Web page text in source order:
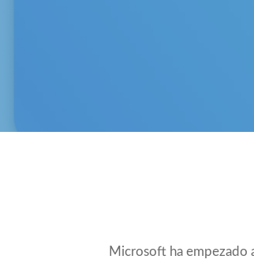
Microsoft ha empezado